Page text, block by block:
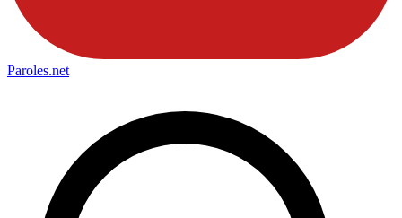
Paroles.net